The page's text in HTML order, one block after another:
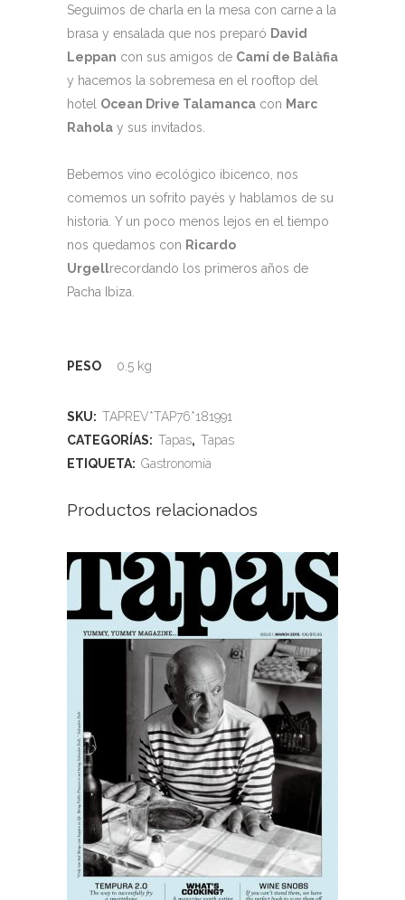
Seguimos de charla en la mesa con carne a la
brasa y ensalada que nos preparó David
Leppan con sus amigos de Camí de Balàfia
y hacemos la sobremesa en el rooftop del
hotel Ocean Drive Talamanca con Marc
Rahola y sus invitados.
Bebemos vino ecológico ibicenco, nos
comemos un sofrito payés y hablamos de su
historia. Y un poco menos lejos en el tiempo
nos quedamos con Ricardo
Urgellrecordando los primeros años de
Pacha Ibiza.
PESO 0.5 kg
SKU: TAPREV*TAP76*181991
CATEGORÍAS: Tapas, Tapas
ETIQUETA: Gastronomía
Productos relacionados